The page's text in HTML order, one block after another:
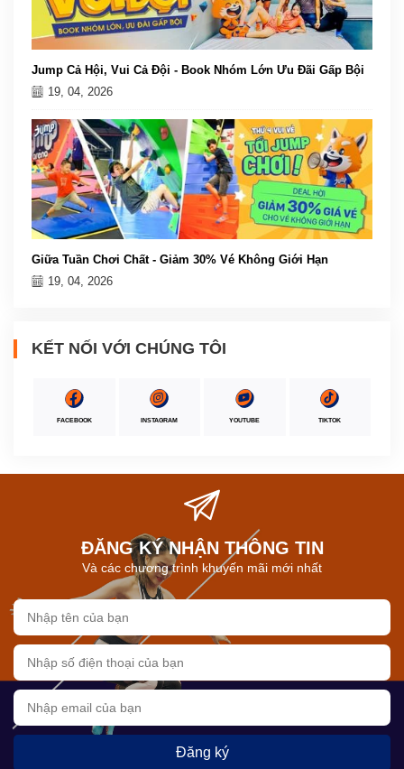
Jump Cả Hội, Vui Cả Đội - Book Nhóm Lớn Ưu Đãi Gấp Bội
19, 04, 2026
Giữa Tuần Chơi Chất - Giảm 30% Vé Không Giới Hạn
19, 04, 2026
KẾT NỐI VỚI CHÚNG TÔI
FACEBOOK INSTAGRAM YOUTUBE TIKTOK
ĐĂNG KÝ NHẬN THÔNG TIN
Và các chương trình khuyến mãi mới nhất
Đăng ký